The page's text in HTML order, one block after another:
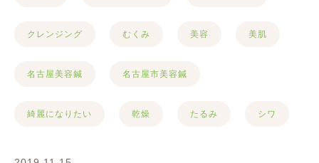
クレンジング むくみ 美容 美肌
名古屋美容鍼 名古屋市美容鍼
綺麗になりたい 乾燥 たるみ シワ